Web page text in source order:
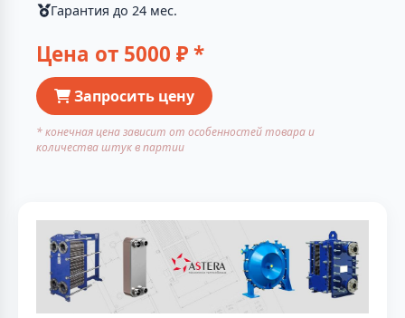
Гарантия до 24 мес.
Цена от 5000 ₽ *
Запросить цену
* конечная цена зависит от особенностей товара и
количества штук в партии